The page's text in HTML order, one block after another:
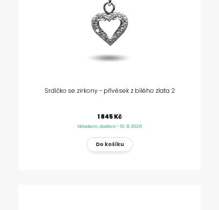
Srdíčko se zirkony - přívěsek z bílého zlata 2
1 845 Kč
Skladem, dodání - 10. 8. 2026